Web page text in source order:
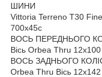
ШИНИ
Vittoria Terreno T30
700x45c
ВОСЬ ПЕРЕДНЬОГО
Вісь Orbea Thru
ВОСЬ ЗАДНЬОГО
Orbea Thru Вісь